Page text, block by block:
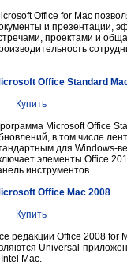
Office for Mac
и презентации,
проектами и
Office Standard
Купить
Microsoft Office
в том числе
для Windows-
элементы Office
инструментов.
Office Mac 2008
Купить
редакции Office 2008
Universal-
Mac.